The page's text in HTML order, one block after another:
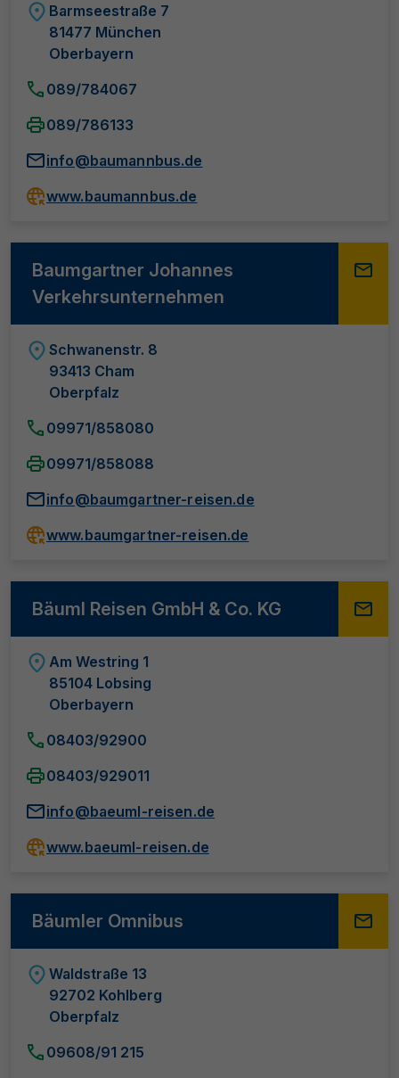
Barmseestraße 7
81477 München
Oberbayern
089/784067
089/786133
info@baumannbus.de
www.baumannbus.de
Baumgartner Johannes
Verkehrsunternehmen
Schwanenstr. 8
93413 Cham
Oberpfalz
09971/858080
09971/858088
info@baumgartner-reisen.de
www.baumgartner-reisen.de
Bäuml Reisen GmbH & Co. KG
Am Westring 1
85104 Lobsing
Oberbayern
08403/92900
08403/929011
info@baeuml-reisen.de
www.baeuml-reisen.de
Bäumler Omnibus
Waldstraße 13
92702 Kohlberg
Oberpfalz
09608/91 215